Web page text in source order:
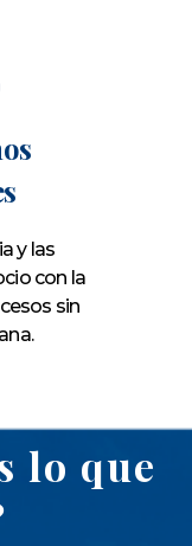
y las
con la
sin
lo que